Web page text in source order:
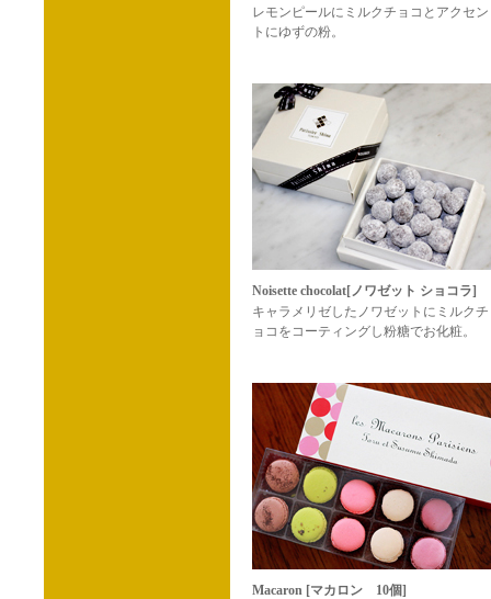
レモンピールにミルクチョコとアクセン
トにゆずの粉。
Noisette chocolat[ノワゼット ショコラ]
キャラメリゼしたノワゼットにミルクチ
ョコをコーティングし粉糖でお化粧。
Macaron [マカロン 10個]